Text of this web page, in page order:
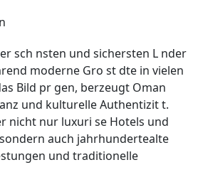
sch nsten und sichersten L nder
moderne Gro st dte in vielen
Bild pr gen, berzeugt Oman
und kulturelle Authentizit t.
nicht nur luxuri se Hotels und
auch jahrhundertealte
und traditionelle